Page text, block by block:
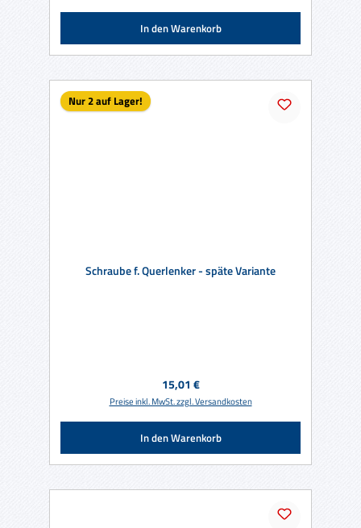
In den Warenkorb
Nur 2 auf Lager!
Schraube f. Querlenker - späte Variante
Regulärer Preis:
15,01 €
Preise inkl. MwSt. zzgl. Versandkosten
In den Warenkorb